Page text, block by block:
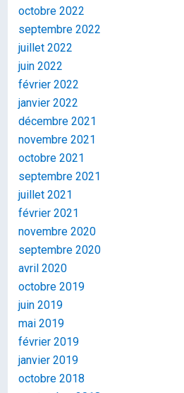
octobre 2022
septembre 2022
juillet 2022
juin 2022
février 2022
janvier 2022
décembre 2021
novembre 2021
octobre 2021
septembre 2021
juillet 2021
février 2021
novembre 2020
septembre 2020
avril 2020
octobre 2019
juin 2019
mai 2019
février 2019
janvier 2019
octobre 2018